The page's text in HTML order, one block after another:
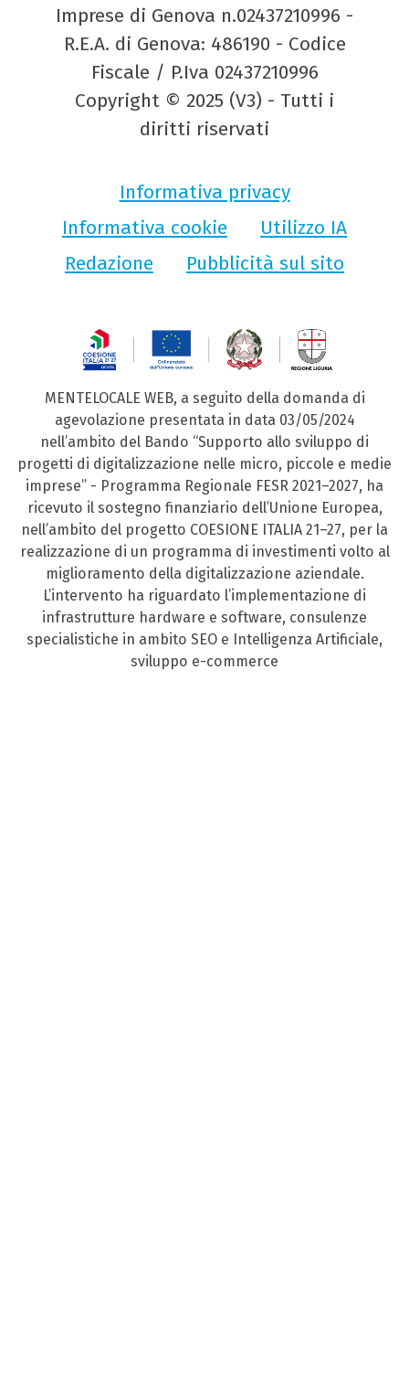
Imprese di Genova n.02437210996 -
R.E.A. di Genova: 486190 - Codice
Fiscale / P.Iva 02437210996
Copyright © 2025 (V3) - Tutti i
diritti riservati
Informativa privacy
Informativa cookie
Utilizzo IA
Redazione
Pubblicità sul sito
MENTELOCALE WEB, a seguito della domanda di
agevolazione presentata in data 03/05/2024
nell’ambito del Bando “Supporto allo sviluppo di
progetti di digitalizzazione nelle micro, piccole e medie
imprese” - Programma Regionale FESR 2021–2027, ha
ricevuto il sostegno finanziario dell’Unione Europea,
nell’ambito del progetto COESIONE ITALIA 21–27, per la
realizzazione di un programma di investimenti volto al
miglioramento della digitalizzazione aziendale.
L’intervento ha riguardato l’implementazione di
infrastrutture hardware e software, consulenze
specialistiche in ambito SEO e Intelligenza Artificiale,
sviluppo e-commerce